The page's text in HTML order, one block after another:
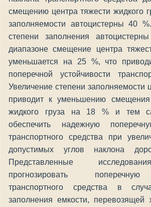
смещению центра тяжести жидкого
заполняемости автоцистерны 40
степени заполнения
диапазоне смещение центра
уменьшается на 25 %, что
поперечной устойчивости
Увеличение степени заполняемости
приводит к уменьшению смещения
жидкого груза на 18 % и тем
обеспечить надежную
транспортного средства при
допустимых углов наклона
Представленные
прогнозировать поперечную
транспортного средства в
заполнения емкости, перевозящей